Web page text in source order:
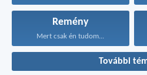
Remény
Mert csak én tudom...
További